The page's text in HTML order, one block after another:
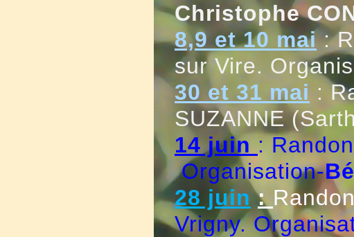
Christophe
8,9 et 10 mai:
sur Vire.
30 et 31 mai :
SUZANNE
14 juin:
Organisation-
28 juin :
Vrigny.